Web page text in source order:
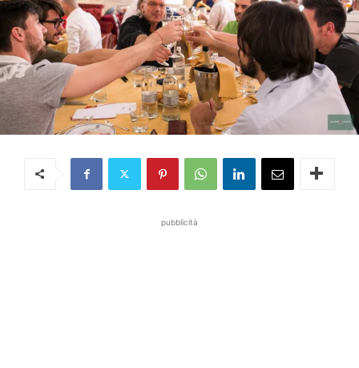
pubblicità